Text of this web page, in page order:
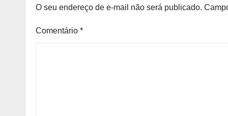
O seu endereço de e-mail não será publicado.
Comentário *